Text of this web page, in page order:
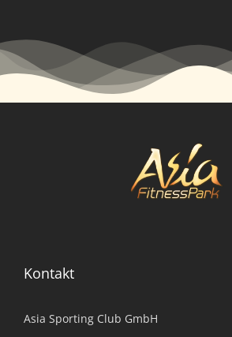
Kontakt
Asia Sporting Club GmbH